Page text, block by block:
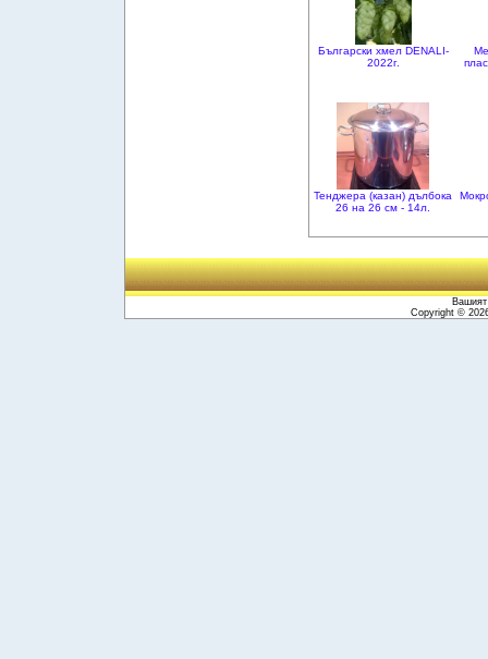
Български хмел DENALI-
2022г.
Тенджера (казан) дълбока
26 на 26 см - 14л.
Copyright ©